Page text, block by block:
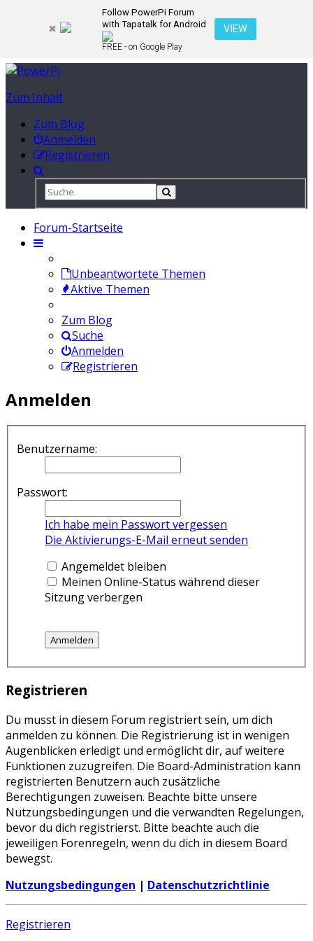
Follow PowerPi Forum
with Tapatalk for Android
FREE - on Google Play
VIEW
Zum Inhalt
Zum Blog
Anmelden
Registrieren
Forum-Startseite
Unbeantwortete Themen
Aktive Themen
Zum Blog
Suche
Anmelden
Registrieren
Anmelden
Benutzername:
Passwort:
Ich habe mein Passwort vergessen
Die Aktivierungs-E-Mail erneut senden
Angemeldet bleiben
Meinen Online-Status während dieser
Sitzung verbergen
Registrieren
Du musst in diesem Forum registriert sein, um dich
anmelden zu können. Die Registrierung ist in wenigen
Augenblicken erledigt und ermöglicht dir, auf weitere
Funktionen zuzugreifen. Die Board-Administration kann
registrierten Benutzern auch zusätzliche
Berechtigungen zuweisen. Beachte bitte unsere
Nutzungsbedingungen und die verwandten Regelungen,
bevor du dich registrierst. Bitte beachte auch die
jeweiligen Forenregeln, wenn du dich in diesem Board
bewegst.
Nutzungsbedingungen | Datenschutzrichtlinie
Registrieren